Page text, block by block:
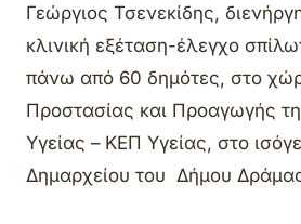
Γεώργιος Τσενεκίδης,
κλινική εξέταση-έλεγχο
πάνω από 60 δημότες, στο
Προστασίας και Προαγωγής
Υγείας – ΚΕΠ Υγείας, στο
Δημαρχείου του Δήμου